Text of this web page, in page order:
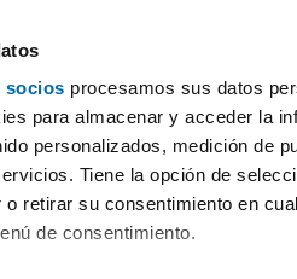
socios procesamos sus datos
para almacenar y acceder la
personalizados, medición de
Tiene la opción de
retirar su consentimiento en
de consentimiento.